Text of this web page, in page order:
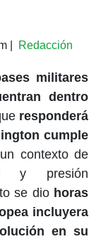
| Redacción
militares
dentro
responderá
cumple
contexto de
y presión
se dio horas
incluyera
en su